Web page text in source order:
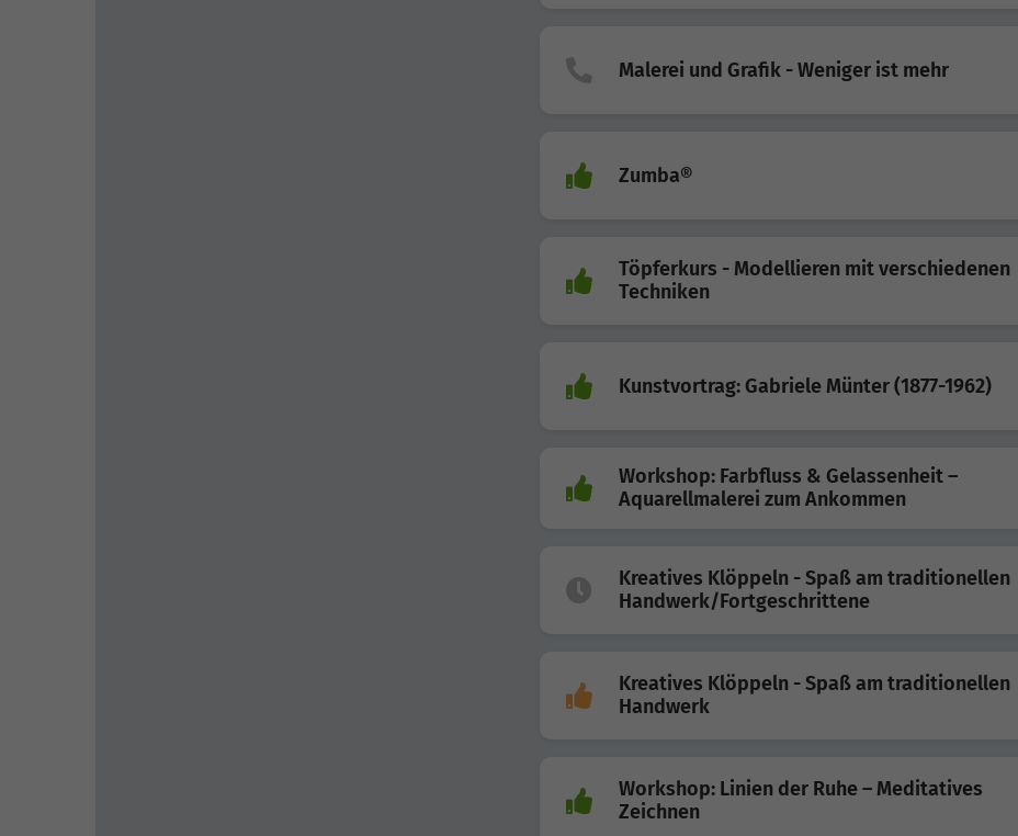
Malerei und Grafik - Weniger ist mehr
Zumba®
Töpferkurs - Modellieren mit verschiedenen
Techniken
Kunstvortrag: Gabriele Münter (1877-1962)
Workshop: Farbfluss & Gelassenheit –
Aquarellmalerei zum Ankommen
Kreatives Klöppeln - Spaß am traditionellen
Handwerk/Fortgeschrittene
Kreatives Klöppeln - Spaß am traditionellen
Handwerk
Workshop: Linien der Ruhe – Meditatives
Zeichnen